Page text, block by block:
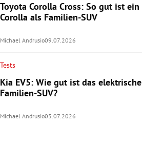
Toyota Corolla Cross: So gut ist ein
Corolla als Familien-SUV
Michael Andrusio09.07.2026
Tests
Kia EV5: Wie gut ist das elektrische
Familien-SUV?
Michael Andrusio03.07.2026